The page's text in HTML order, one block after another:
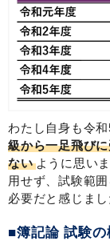
わたし自身も令
級から一足飛び
ないように思い
用せず、試験範
必要だと感じまし
■簿記論 試験の